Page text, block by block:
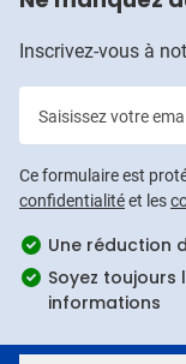
Inscrivez-vous à
Ce formulaire est
confidentialitéet les
Une réduction
Soyez toujours
informations